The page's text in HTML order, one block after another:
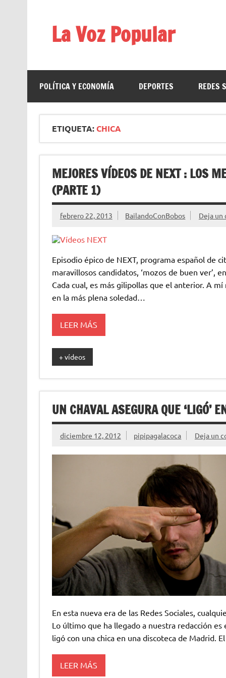
La Voz Popular
POLÍTICA Y ECONOMÍA DEPORTES REDES
ETIQUETA:CHICA
MEJORES VÍDEOS DE NEXT : LOS
(PARTE 1)
febrero 22, 2013 BailandoConBobos Deja un
Episodio épico de NEXT, programa español de
maravillosos candidatos, ‘mozos de buen ver’,
Cada cual, es más gilipollas que el anterior. A
en la más plena soledad…
LEER MÁS
+ vídeos
UN CHAVAL ASEGURA QUE ‘LIGÓ’
diciembre 12, 2012 pipipagalacoca Deja un
En esta nueva era de las Redes Sociales,
Lo último que ha llegado a nuestra redacción es
ligó con una chica en una discoteca de Madrid.
LEER MÁS